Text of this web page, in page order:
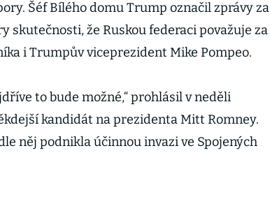
Šéf Bílého domu Trump označil zprávy za
skutečnosti, že Ruskou federaci považuje za
i Trumpův viceprezident Mike Pompeo.
to bude možné,“ prohlásil v neděli
kandidát na prezidenta Mitt Romney.
něj podnikla účinnou invazi ve Spojených